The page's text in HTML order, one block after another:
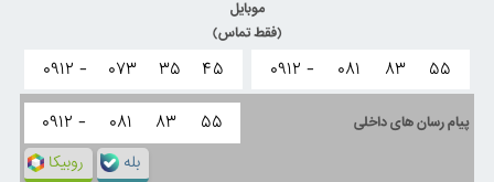
موبایل
(فقط تماس)
۰۹۱۲ - ۰۸۱ ۸۳ ۵۵ ۰۹۱۲ - ۰۷۳ ۳۵ ۴۵
پیام رسان های داخلی ۰۹۱۲ - ۰۸۱ ۸۳ ۵۵
روبیکا بله